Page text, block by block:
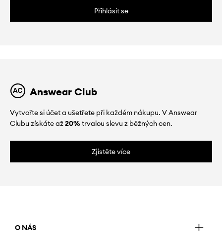
Přihlásit se
Answear Club
Vytvořte si účet a ušetřete při každém nákupu. V Answear
Clubu získáte až20%trvalou slevu z běžných cen.
Zjistěte více
O NÁS